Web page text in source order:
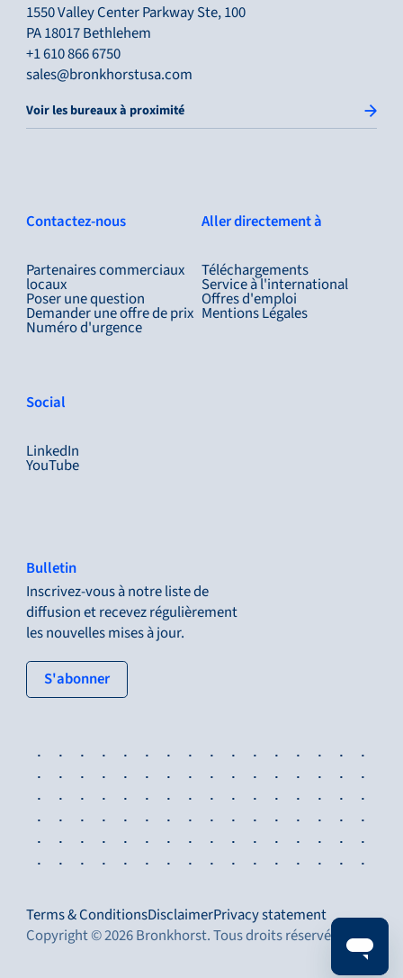
1550 Valley Center Parkway Ste, 100
PA 18017 Bethlehem
+1 610 866 6750
sales@bronkhorstusa.com
Voir les bureaux à proximité
Contactez-nous
Partenaires commerciaux
locaux
Poser une question
Demander une offre de prix
Numéro d'urgence
Aller directement à
Téléchargements
Service à l'international
Offres d'emploi
Mentions Légales
Social
LinkedIn
YouTube
Bulletin
Inscrivez-vous à notre liste de
diffusion et recevez régulièrement
les nouvelles mises à jour.
S'abonner: tertiary button
Copyright © 2026 Bronkhorst. Tous droits réservés.
Terms & ConditionsDisclaimerPrivacy statement